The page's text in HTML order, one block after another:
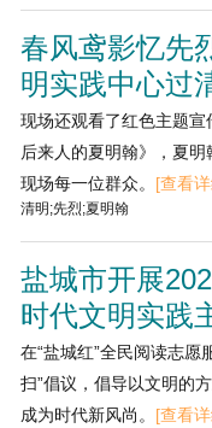
春风鸢影忆先
明实践中心过
现场还观看了红色主题
后来人的夏明翰》，夏
现场每一位群众。 [查看
清明;先烈;夏明翰
盐城市开展
时代文明实践
在“盐城红”全民阅读志愿
扫”倡议，倡导以文明的
成为时代新风尚。 [查看